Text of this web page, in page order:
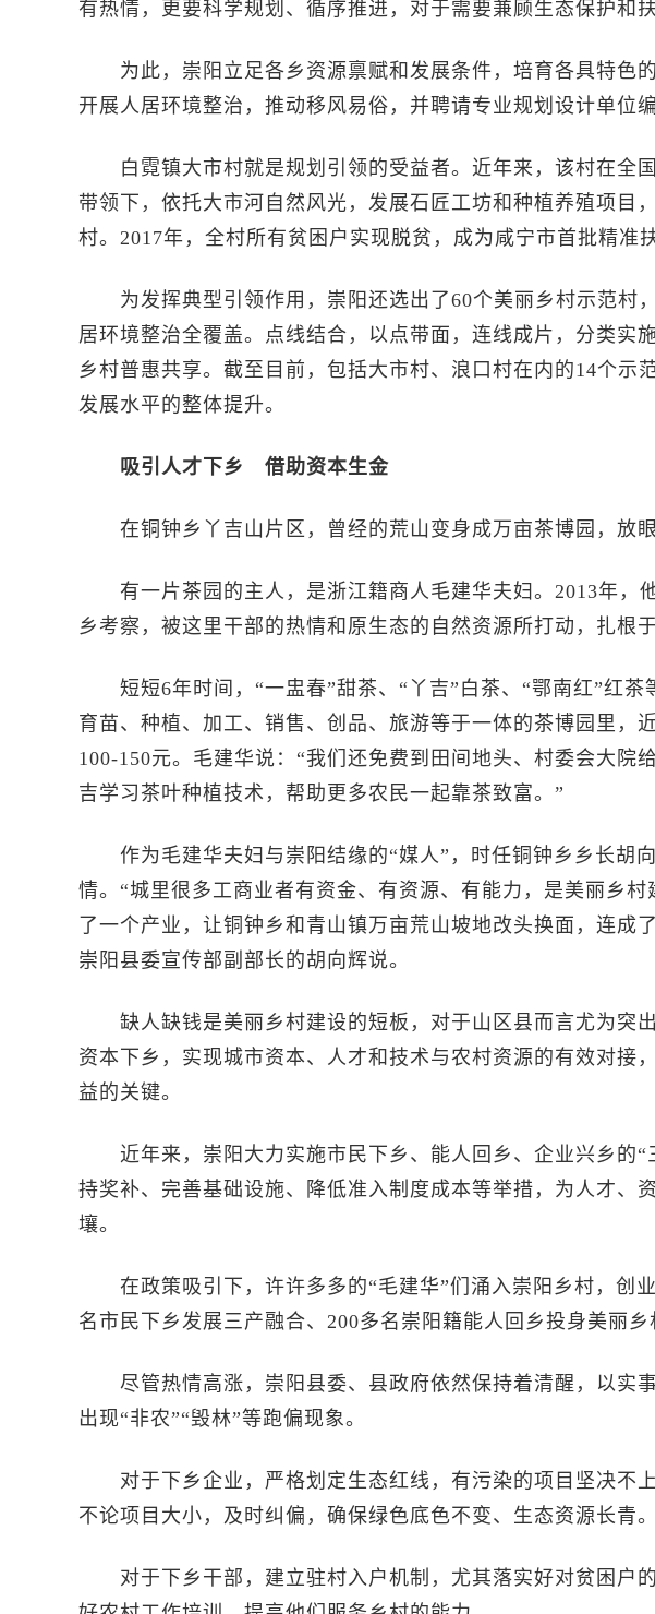
有热情，更要科学规划、循序推进，对于需要兼顾生态保护和
为此，崇阳立足各乡资源禀赋和发展条件，培育各具特色的
开展人居环境整治，推动移风易俗，并聘请专业规划设计单位
白霓镇大市村就是规划引领的受益者。近年来，该村在全国
带领下，依托大市河自然风光，发展石匠工坊和种植养殖项目
村。2017年，全村所有贫困户实现脱贫，成为咸宁市首批精准
为发挥典型引领作用，崇阳还选出了60个美丽乡村示范村
居环境整治全覆盖。点线结合，以点带面，连线成片，分类实
乡村普惠共享。截至目前，包括大市村、浪口村在内的14个示
发展水平的整体提升。
吸引人才下乡 借助资本生金
在铜钟乡丫吉山片区，曾经的荒山变身成万亩茶博园，放眼
有一片茶园的主人，是浙江籍商人毛建华夫妇。2013年，
乡考察，被这里干部的热情和原生态的自然资源所打动，扎根
短短6年时间，“一盅春”甜茶、“丫吉”白茶、“鄂南红”红茶
育苗、种植、加工、销售、创品、旅游等于一体的茶博园里，
100-150元。毛建华说：“我们还免费到田间地头、村委会大院
吉学习茶叶种植技术，帮助更多农民一起靠茶致富。”
作为毛建华夫妇与崇阳结缘的“媒人”，时任铜钟乡乡长胡
情。“城里很多工商业者有资金、有资源、有能力，是美丽乡
了一个产业，让铜钟乡和青山镇万亩荒山坡地改头换面，连成
崇阳县委宣传部副部长的胡向辉说。
缺人缺钱是美丽乡村建设的短板，对于山区县而言尤为突出
资本下乡，实现城市资本、人才和技术与农村资源的有效对接
益的关键。
近年来，崇阳大力实施市民下乡、能人回乡、企业兴乡的“
持奖补、完善基础设施、降低准入制度成本等举措，为人才、
壤。
在政策吸引下，许许多多的“毛建华”们涌入崇阳乡村，创
名市民下乡发展三产融合、200多名崇阳籍能人回乡投身美丽
尽管热情高涨，崇阳县委、县政府依然保持着清醒，以实
出现“非农”“毁林”等跑偏现象。
对于下乡企业，严格划定生态红线，有污染的项目坚决不上
不论项目大小，及时纠偏，确保绿色底色不变、生态资源长青。
对于下乡干部，建立驻村入户机制，尤其落实好对贫困户